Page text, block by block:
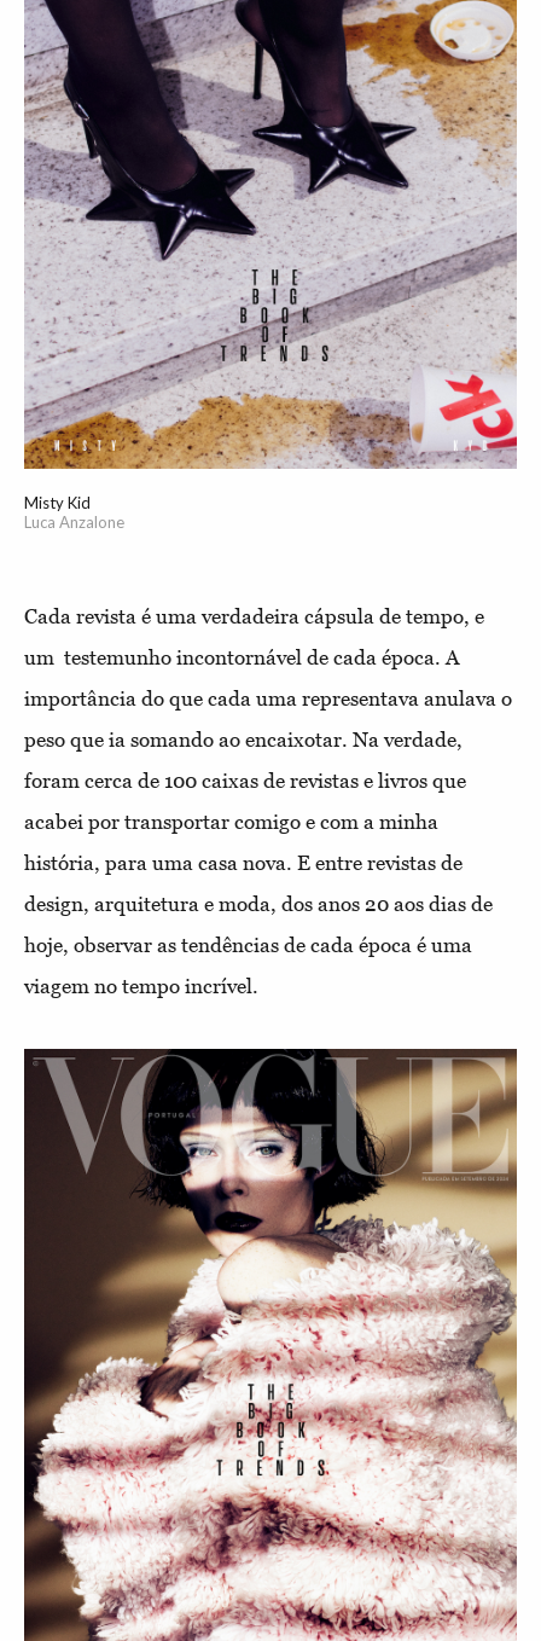
Misty Kid
Luca Anzalone
Cada revista é uma verdadeira cápsula de tempo, e
um testemunho incontornável de cada época. A
importância do que cada uma representava anulava o
peso que ia somando ao encaixotar. Na verdade,
foram cerca de 100 caixas de revistas e livros que
acabei por transportar comigo e com a minha
história, para uma casa nova. E entre revistas de
design, arquitetura e moda, dos anos 20 aos dias de
hoje, observar as tendências de cada época é uma
viagem no tempo incrível.